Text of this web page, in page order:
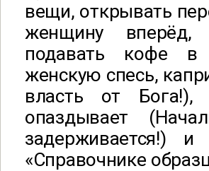
вещи, открывать
женщину вперёд,
подавать кофе в
женскую спесь,
власть от
опаздывает
задерживается!)
«Справочнике